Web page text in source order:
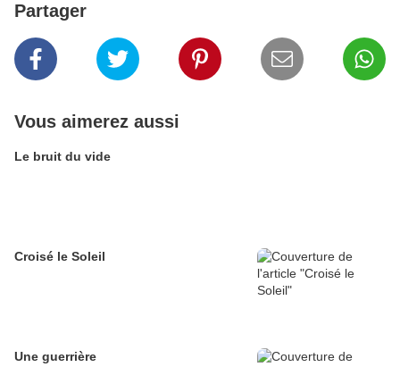
Partager
Vous aimerez aussi
Le bruit du vide
Croisé le Soleil
Une guerrière